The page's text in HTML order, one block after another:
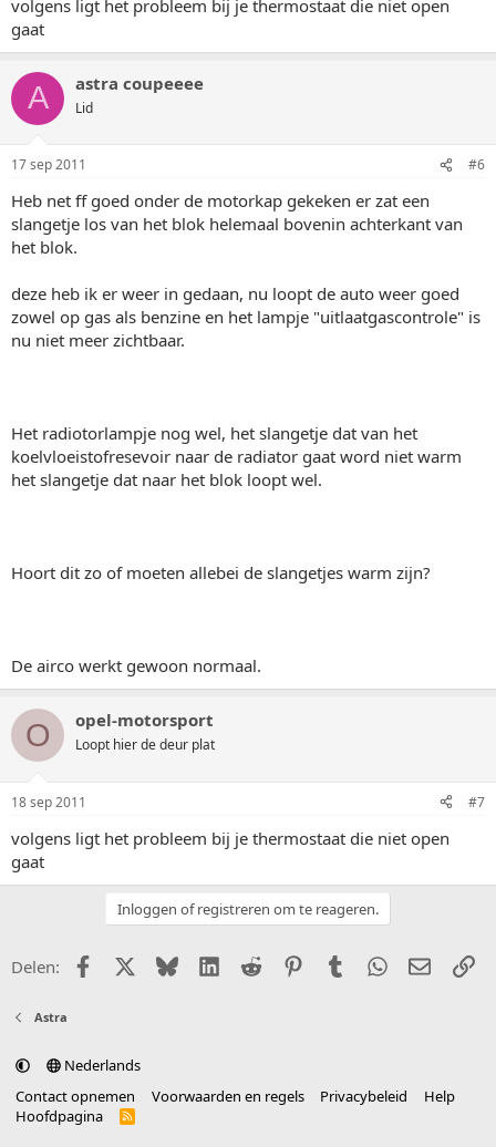
volgens ligt het probleem bij je thermostaat die niet open
gaat
A astra coupeeee
Lid
17 sep 2011 #6
Heb net ff goed onder de motorkap gekeken er zat een
slangetje los van het blok helemaal bovenin achterkant van
het blok.
deze heb ik er weer in gedaan, nu loopt de auto weer goed
zowel op gas als benzine en het lampje "uitlaatgascontrole" is
nu niet meer zichtbaar.
Het radiotorlampje nog wel, het slangetje dat van het
koelvloeistofresevoir naar de radiator gaat word niet warm
het slangetje dat naar het blok loopt wel.
Hoort dit zo of moeten allebei de slangetjes warm zijn?
De airco werkt gewoon normaal.
O opel-motorsport
Loopt hier de deur plat
18 sep 2011 #7
volgens ligt het probleem bij je thermostaat die niet open
gaat
Inloggen of registreren om te reageren.
Delen: FacebookX (Twitter)
BlueskyLinkedIn
Reddit PinterestTumblr WhatsApp
E-mail
Astra
Nederlands
Contact opnemen
Voorwaarden en regels Privacybeleid
Help
Hoofdpagina
R